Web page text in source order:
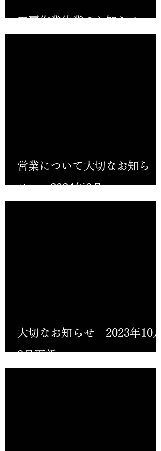
工房作業休業のお知らせ
営業について大切なお知ら
せ 2024年2月
大切なお知らせ 2023年10月
8日更新